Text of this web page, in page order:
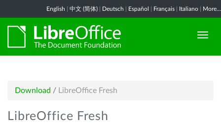
English 中文 (简体) Deutsch Español Français Italiano More...
Download / LibreOffice Fresh
LibreOffice Fresh